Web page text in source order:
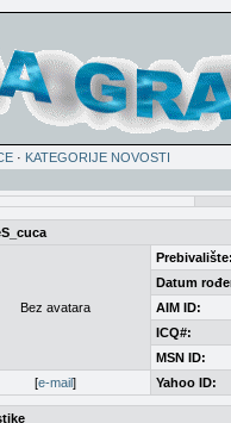
· KATEGORIJE NOVOSTI
Bez avatara
Prebivalište:
Datum
AIM ID:
ICQ#:
MSN ID:
[e-mail] Yahoo ID: